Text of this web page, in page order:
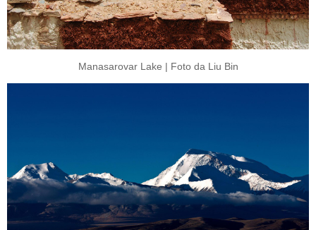
Manasarovar Lake | Foto da Liu Bin